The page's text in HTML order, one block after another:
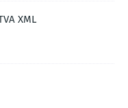
XML